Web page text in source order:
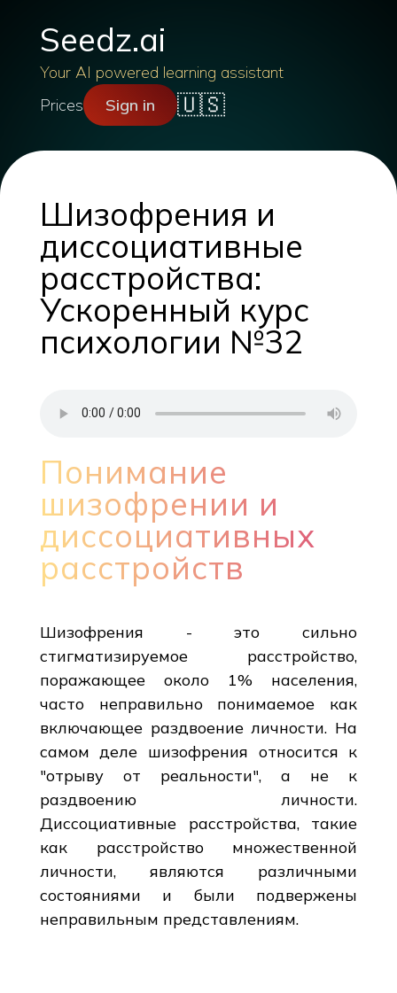
Seedz.ai
Your AI powered learning assistant
Prices
Sign in 🇺🇸
Шизофрения и
диссоциативные
расстройства:
Ускоренный курс
психологии №32
Понимание
шизофрении и
диссоциативных
расстройств
Шизофрения - это сильно
стигматизируемое расстройство,
поражающее около 1% населения,
часто неправильно понимаемое как
включающее раздвоение личности. На
самом деле шизофрения относится к
"отрыву от реальности", а не к
раздвоению личности.
Диссоциативные расстройства, такие
как расстройство множественной
личности, являются различными
состояниями и были подвержены
неправильным представлениям.